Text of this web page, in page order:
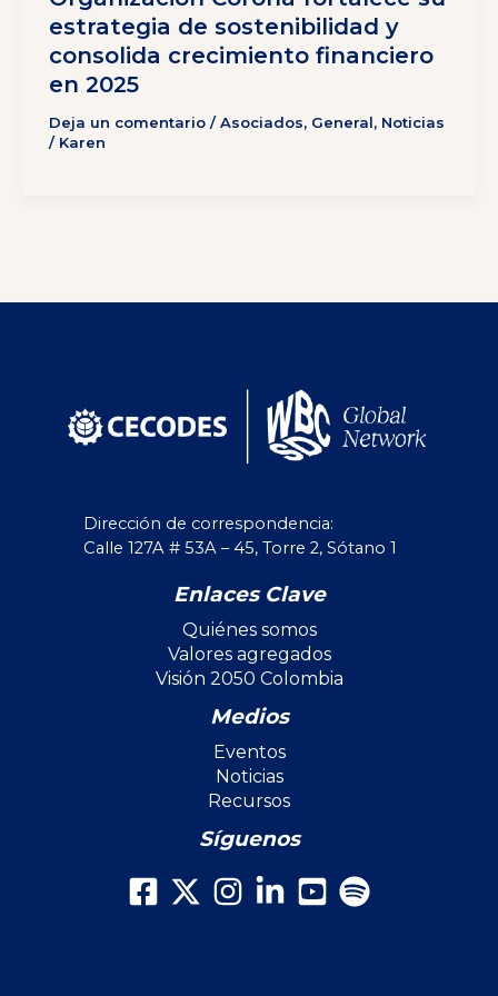
estrategia de sostenibilidad y
consolida crecimiento financiero
en 2025
Deja un comentario /Asociados, General, Noticias
/ Karen
Dirección de correspondencia:
Calle 127A # 53A – 45, Torre 2, Sótano 1
Enlaces Clave
Quiénes somos
Valores agregados
Visión 2050 Colombia
Medios
Eventos
Noticias
Recursos
Síguenos